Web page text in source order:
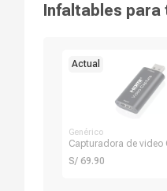
Infaltables para
Actual
Genérico
Capturadora de video
HDMI a USB, negro
S/ 69.90